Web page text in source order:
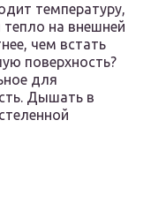
температуру,
на внешней
чем встать
поверхность?
для
Дышать в